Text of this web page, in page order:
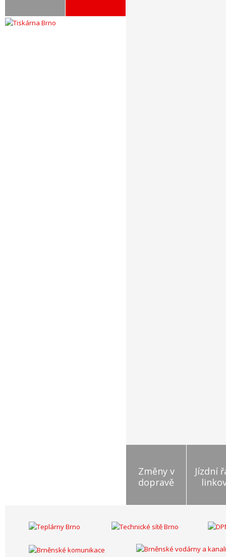
Změny v
dopravě
Jízdní